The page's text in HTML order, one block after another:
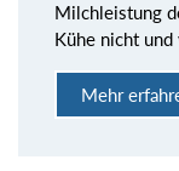
Milchleistung
Kühe nicht und
Mehr